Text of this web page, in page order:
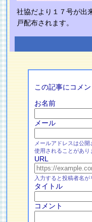
社協だより１７号が出
戸配布されます。
この記事にコメ
お名前
メール
メールアドレスは公
使用されることがあり
URL
入力すると投稿者名が
タイトル
コメント